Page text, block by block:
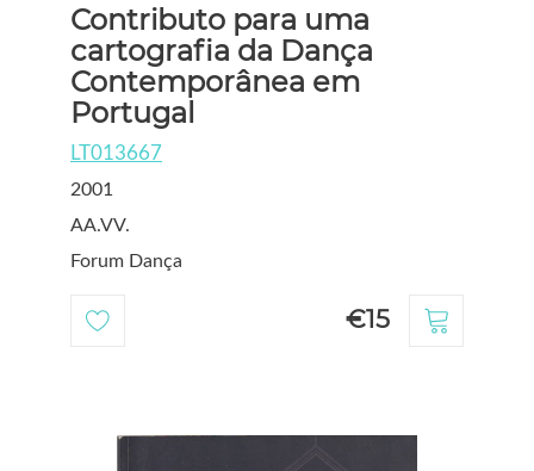
Contributo para uma
cartografia da Dança
Contemporânea em
Portugal
LT013667
2001
AA.VV.
Forum Dança
€15